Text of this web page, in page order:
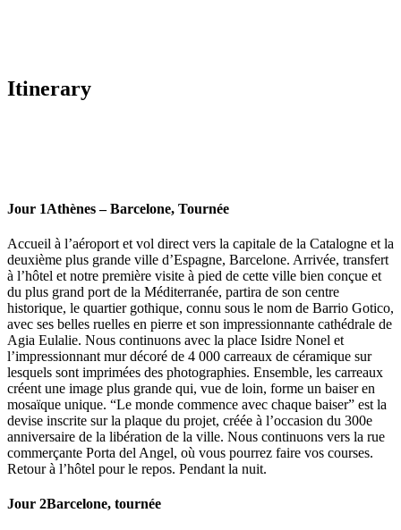
Itinerary
Jour 1Athènes – Barcelone, Tournée
Accueil à l’aéroport et vol direct vers la capitale de la Catalogne et la
deuxième plus grande ville d’Espagne, Barcelone. Arrivée, transfert
à l’hôtel et notre première visite à pied de cette ville bien conçue et
du plus grand port de la Méditerranée, partira de son centre
historique, le quartier gothique, connu sous le nom de Barrio Gotico,
avec ses belles ruelles en pierre et son impressionnante cathédrale de
Agia Eulalie. Nous continuons avec la place Isidre Nonel et
l’impressionnant mur décoré de 4 000 carreaux de céramique sur
lesquels sont imprimées des photographies. Ensemble, les carreaux
créent une image plus grande qui, vue de loin, forme un baiser en
mosaïque unique. “Le monde commence avec chaque baiser” est la
devise inscrite sur la plaque du projet, créée à l’occasion du 300e
anniversaire de la libération de la ville. Nous continuons vers la rue
commerçante Porta del Angel, où vous pourrez faire vos courses.
Retour à l’hôtel pour le repos. Pendant la nuit.
Jour 2Barcelone, tournée